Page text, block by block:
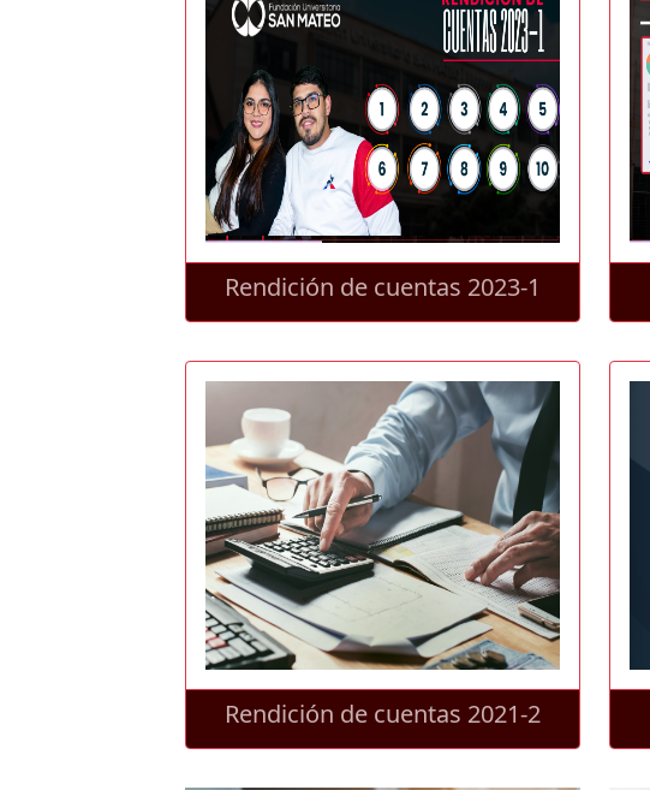
Rendición de cuentas 2023-1
Rendición de cuentas 2021-2